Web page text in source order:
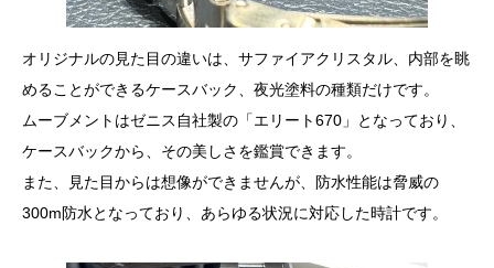
オリジナルの見た目の違いは、サファイアクリスタル、内部を眺
めることができるケースバック、夜光塗料の種類だけです。
ムーブメントはゼニス自社製の「エリート670」となっており、
ケースバックから、その美しさを鑑賞できます。
また、見た目からは想像ができませんが、防水性能は脅威の
300m防水となっており、あらゆる状況に対応した時計です。